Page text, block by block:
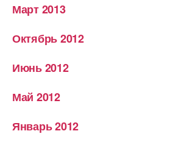
Март 2013
Октябрь 2012
Июнь 2012
Май 2012
Январь 2012